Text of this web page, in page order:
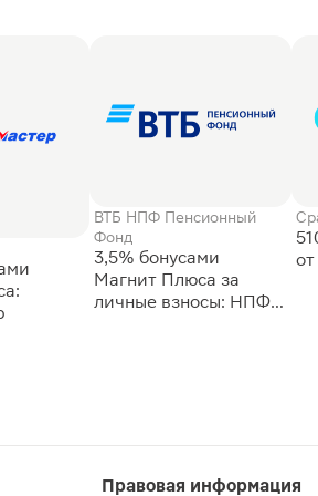
ВТБ НПФ Пенсионный
Фонд
3,5% бонусами
Магнит Плюса за
личные взносы: НПФ
Правовая информация